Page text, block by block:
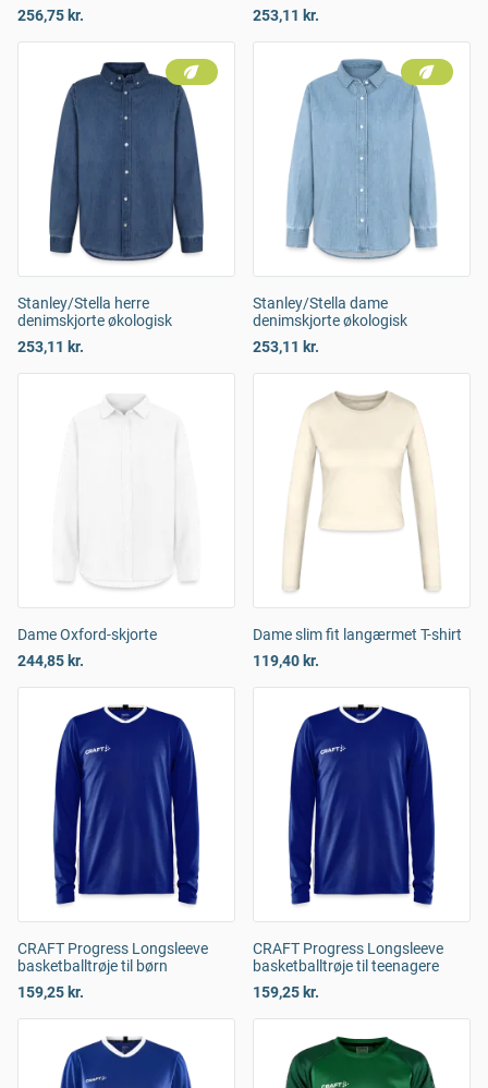
256,75 kr.
253,11 kr.
Stanley/Stella herre
denimskjorte økologisk
253,11 kr.
Stanley/Stella dame
denimskjorte økologisk
253,11 kr.
Dame Oxford-skjorte
244,85 kr.
Dame slim fit langærmet T-shirt
119,40 kr.
CRAFT Progress Longsleeve
basketballtrøje til børn
159,25 kr.
CRAFT Progress Longsleeve
basketballtrøje til teenagere
159,25 kr.